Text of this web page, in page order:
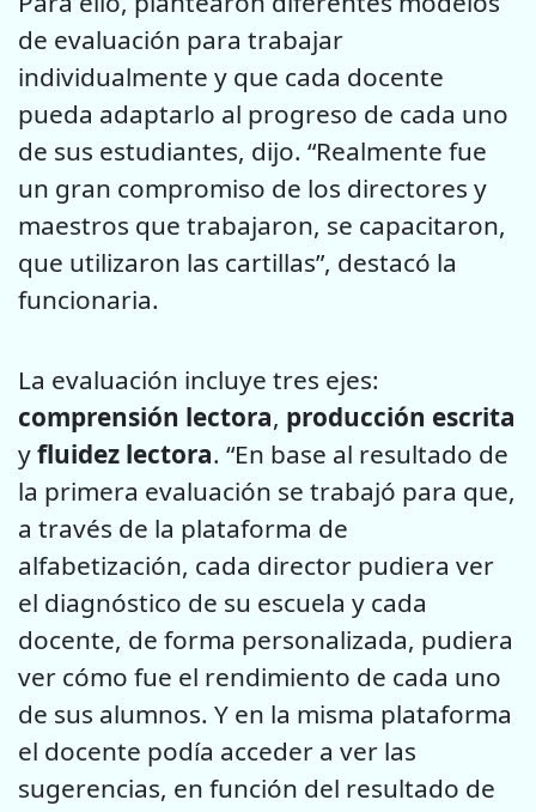
de evaluación para trabajar
individualmente y que cada docente
pueda adaptarlo al progreso de cada uno
de sus estudiantes, dijo. “Realmente fue
un gran compromiso de los directores y
maestros que trabajaron, se capacitaron,
que utilizaron las cartillas”, destacó la
funcionaria.
La evaluación incluye tres ejes:
comprensión lectora, producción escrita
yfluidez lectora. “En base al resultado de
la primera evaluación se trabajó para que,
a través de la plataforma de
alfabetización, cada director pudiera ver
el diagnóstico de su escuela y cada
docente, de forma personalizada, pudiera
ver cómo fue el rendimiento de cada uno
de sus alumnos. Y en la misma plataforma
el docente podía acceder a ver las
sugerencias, en función del resultado de